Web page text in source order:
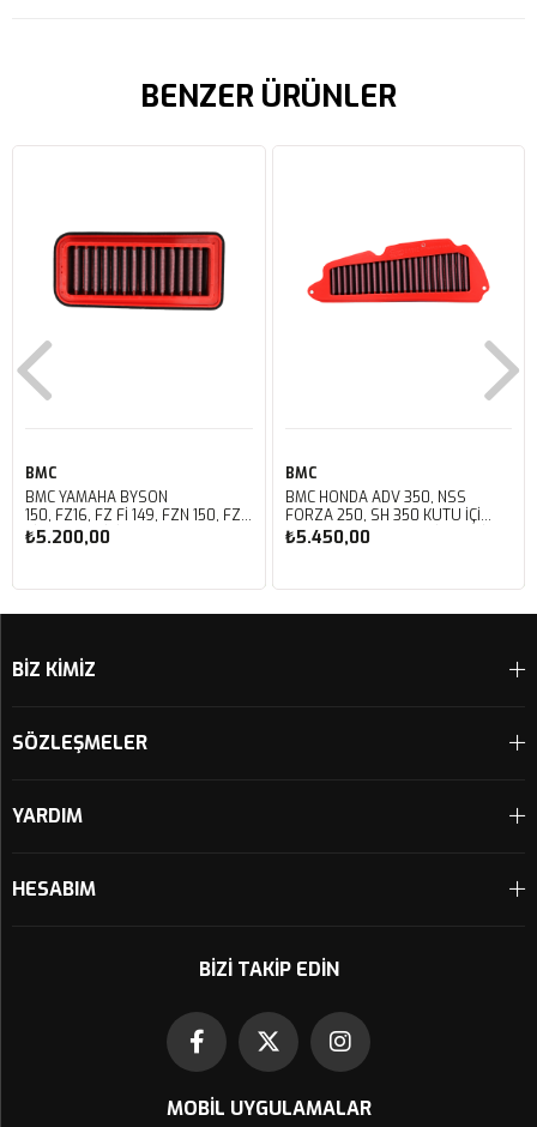
BENZER ÜRÜNLER
BMC
BMC YAMAHA BYSON
150, FZ16, FZ FI 149, FZN 150, FZS
FI V3 KUTU İÇİ PERFORMANS
HAVA FİLTRESİ FM01147
₺5.200,00
BMC
BMC HONDA ADV 350, NSS
FORZA 250, SH 350 KUTU İÇİ
PERFORMANS HAVA FİLTRESİ
₺5.450,00
BİZ KİMİZ
SÖZLEŞMELER
YARDIM
HESABIM
BIZI TAKIP EDIN
MOBIL UYGULAMALAR